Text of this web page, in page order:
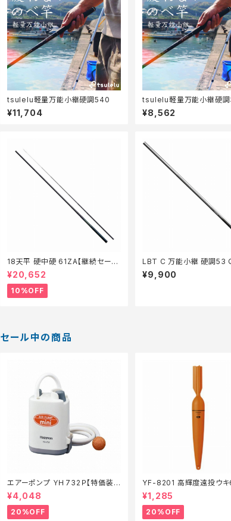
tsulelu軽量万能小継硬調540
¥11,704
tsulelu軽量万能小継硬
¥8,562
18天平 硬中硬 61ZA【継続セール
_ロッド】【10】
¥20,652
10%OFF
LBT C 万能小継 硬調53
¥9,900
セール中の商品
エアーポンプ ＹＨ732Ｐ【特価装
備】【20】
¥4,048
20%OFF
YF-8201 高輝度遠投ウキ
仕掛】【20】
¥1,285
20%OFF